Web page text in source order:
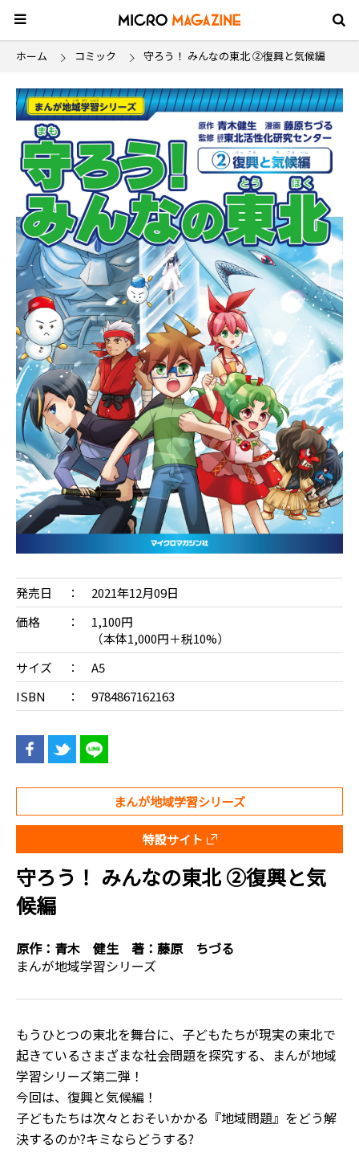
ホーム コミック 守ろう！ みんなの東北 ②復興と気候編
発売日
2021年12月09日
価格
1,100円
（本体1,000円＋税10%）
サイズ
A5
ISBN
9784867162163
まんが地域学習シリーズ
特設サイト
守ろう！ みんなの東北 ②復興と気
候編
原作： 青木 健生 著： 藤原 ちづる
まんが地域学習シリーズ
もうひとつの東北を舞台に、子どもたちが現実の東北で
起きているさまざまな社会問題を探究する、まんが地域
学習シリーズ第二弾！
今回は、復興と気候編！
子どもたちは次々とおそいかかる『地域問題』をどう解
決するのか?キミならどうする?